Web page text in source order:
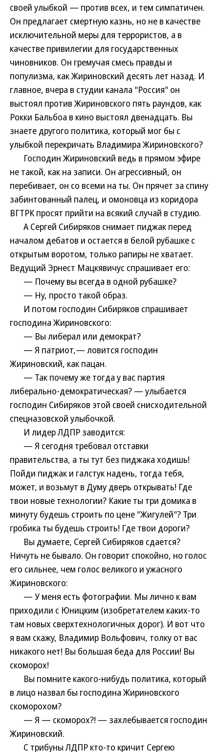
своей улыбкой — против всех, и тем симпатичен.
Он предлагает смертную казнь, но не в качестве
исключительной меры для террористов, а в
качестве привилегии для государственных
чиновников. Он гремучая смесь правды и
популизма, как Жириновский десять лет назад. И
главное, вчера в студии канала "Россия" он
выстоял против Жириновского пять раундов, как
Рокки Бальбоа в кино выстоял двенадцать. Вы
знаете другого политика, который мог бы с
улыбкой перекричать Владимира Жириновского?
Господин Жириновский ведь в прямом эфире
не такой, как на записи. Он агрессивный, он
перебивает, он со всеми на ты. Он прячет за спину
забинтованный палец, и омоновца из коридора
ВГТРК просят прийти на всякий случай в студию.
А Сергей Сибиряков снимает пиджак перед
началом дебатов и остается в белой рубашке с
открытым воротом, только рапиры не хватает.
Ведущий Эрнест Мацкявичус спрашивает его:
— Почему вы всегда в одной рубашке?
— Ну, просто такой образ.
И потом господин Сибиряков спрашивает
господина Жириновского:
— Вы либерал или демократ?
— Я патриот,— ловится господин
Жириновский, как пацан.
— Так почему же тогда у вас партия
либерально-демократическая? — улыбается
господин Сибиряков этой своей снисходительной
спецназовской улыбочкой.
И лидер ЛДПР заводится:
— Я сегодня требовал отставки
правительства, а ты тут без пиджака ходишь!
Пойди пиджак и галстук надень, тогда тебя,
может, и возьмут в Думу дверь открывать! Где
твои новые технологии? Какие ты три домика в
минуту будешь строить по цене "Жигулей"? Три
гробика ты будешь строить! Где твои дороги?
Вы думаете, Сергей Сибиряков сдается?
Ничуть не бывало. Он говорит спокойно, но голос
его сильнее, чем голос великого и ужасного
Жириновского:
— У меня есть фотографии. Мы лично к вам
приходили с Юницким (изобретателем каких-то
там новых сверхтехнологичных дорог). И вот что
я вам скажу, Владимир Вольфович, толку от вас
никакого нет! Вы большая беда для России! Вы
скоморох!
Вы помните какого-нибудь политика, который
в лицо назвал бы господина Жириновского
скоморохом?
— Я — скоморох?! — захлебывается господин
Жириновский.
С трибуны ЛДПР кто-то кричит Сергею